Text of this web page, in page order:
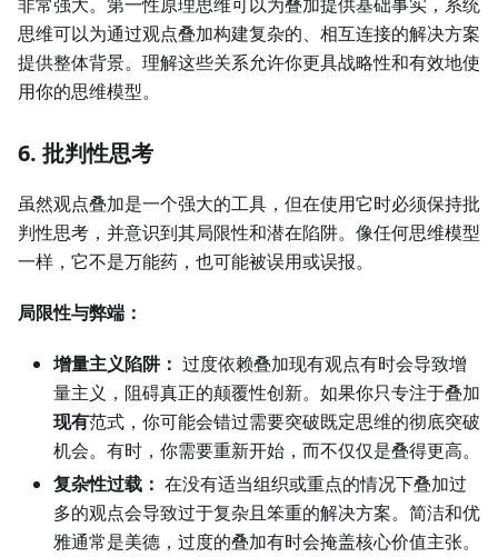
思维可以为通过观点叠加构建复杂的、相互连接的解决方案
提供整体背景。理解这些关系允许你更具战略性和有效地使
用你的思维模型。
6. 批判性思考
虽然观点叠加是一个强大的工具，但在使用它时必须保持批
判性思考，并意识到其局限性和潜在陷阱。像任何思维模型
一样，它不是万能药，也可能被误用或误报。
局限性与弊端：
增量主义陷阱： 过度依赖叠加现有观点有时会导致增
量主义，阻碍真正的颠覆性创新。如果你只专注于叠加
现有范式，你可能会错过需要突破既定思维的彻底突破
机会。有时，你需要重新开始，而不仅仅是叠得更高。
复杂性过载： 在没有适当组织或重点的情况下叠加过
多的观点会导致过于复杂且笨重的解决方案。简洁和优
雅通常是美德，过度的叠加有时会掩盖核心价值主张。